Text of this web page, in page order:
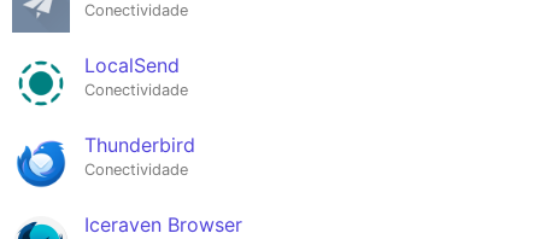
Conectividade
LocalSend
Conectividade
Thunderbird
Conectividade
Iceraven Browser